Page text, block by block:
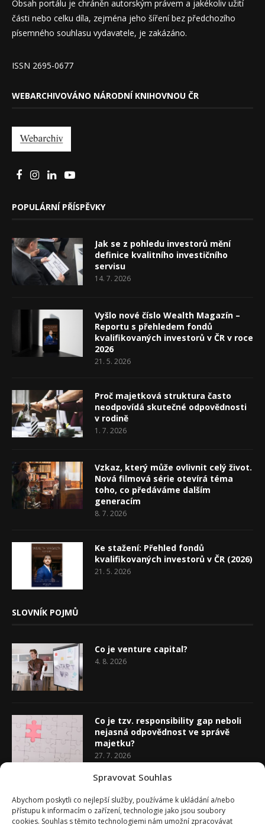
Spravovat Souhlas
Abychom poskytli co nejlepší služby, používáme k ukládání a/nebo
přístupu k informacím o zařízení, technologie jako jsou soubory
cookies. Souhlas s těmito technologiemi nám umožní zpracovávat
Obsah portálu je chráněn autorským právem a jakékoliv užití
části nebo celku díla, zejména jeho šíření bez předchozího
písemného souhlasu vydavatele, je zakázáno.
ISSN 2695-0677
WEBARCHIVOVÁNO NÁRODNÍ KNIHOVNOU ČR
POPULÁRNÍ PŘÍSPĚVKY
Jak se z pohledu investorů mění
definice kvalitního investičního
servisu
14. 7. 2026
Vyšlo nové číslo Wealth Magazín –
Reportu s přehledem fondů
kvalifikovaných investorů v ČR v roce
2026
21. 5. 2026
Proč majetková struktura často
neodpovídá skutečné odpovědnosti
v rodině
1. 7. 2026
Vzkaz, který může ovlivnit celý život.
Nová filmová série otevírá téma
toho, co předáváme dalším
generacím
8. 7. 2026
Ke stažení: Přehled fondů
kvalifikovaných investorů v ČR (2026)
21. 5. 2026
SLOVNÍK POJMŮ
Co je venture capital?
4. 8. 2026
Co je tzv. responsibility gap neboli
nejasná odpovědnost ve správě
majetku?
27. 7. 2026
20. 7. 2026